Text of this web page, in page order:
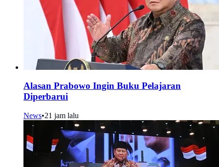
Alasan Prabowo Ingin Buku Pelajaran
Diperbarui
News•21 jam lalu